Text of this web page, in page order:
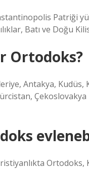
Patriği
Batı ve Doğu
Ortodoks?
Antakya, Kudüs,